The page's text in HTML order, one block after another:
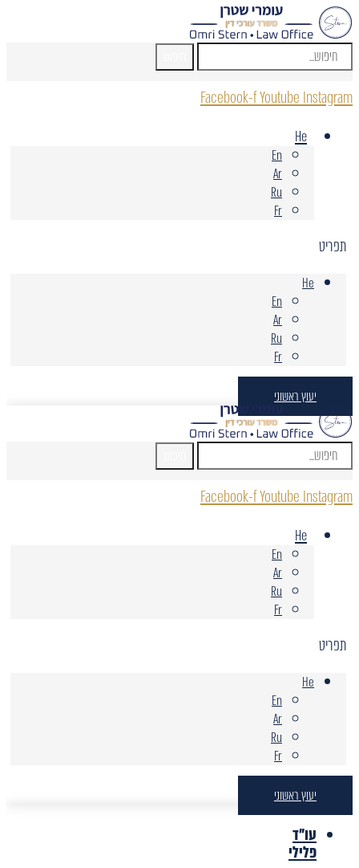
Facebook-fYoutube Instagram
He
En
Ar
Ru
Fr
תפריט
He
En
Ar
Ru
Fr
יעוץ ראשוני
Facebook-fYoutube Instagram
He
En
Ar
Ru
Fr
תפריט
He
En
Ar
Ru
Fr
יעוץ ראשוני
עו"ד
פלילי